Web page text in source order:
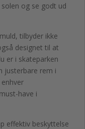
og se godt ud
tilbyder ikke
designet til at
er i skateparken
justerbare rem i
have i
effektiv beskyttelse